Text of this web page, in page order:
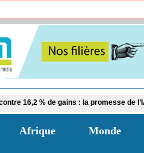
: la promesse de l’IA pour les pays
Afrique Monde